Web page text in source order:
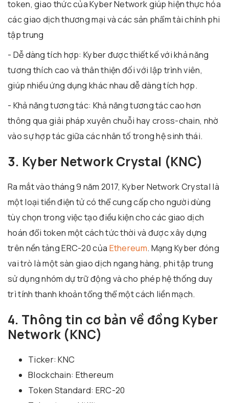
token, giao thức của Kyber Network giúp hiện thực hóa
các giao dịch thương mại và các sản phẩm tài chính phi
tập trung
- Dễ dàng tích hợp: Kyber được thiết kế với khả năng
tương thích cao và thân thiện đối với lập trình viên,
giúp nhiều ứng dụng khác nhau dễ dàng tích hợp.
- Khả năng tương tác: Khả năng tương tác cao hơn
thông qua giải pháp xuyên chuỗi hay cross-chain, nhờ
vào sự hợp tác giữa các nhân tố trong hệ sinh thái.
3. Kyber Network Crystal (KNC)
Ra mắt vào tháng 9 năm 2017, Kyber Network Crystal là
một loại tiền điện tử có thể cung cấp cho người dùng
tùy chọn trong việc tạo điều kiện cho các giao dịch
hoán đổi token một cách tức thời và được xây dựng
trên nền tảng ERC-20 của Ethereum. Mạng Kyber đóng
vai trò là một sàn giao dịch ngang hàng, phi tập trung
sử dụng nhóm dự trữ động và cho phép hệ thống duy
trì tính thanh khoản tổng thể một cách liền mạch.
4. Thông tin cơ bản về đồng Kyber
Network (KNC)
Ticker: KNC
Blockchain: Ethereum
Token Standard: ERC-20